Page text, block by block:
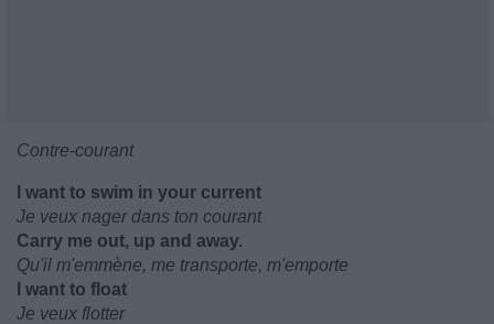
Contre-courant
I want to swim in your current
Je veux nager dans ton courant
Carry me out, up and away.
Qu'il m'emmène, me transporte, m'emporte
I want to float
Je veux flotter